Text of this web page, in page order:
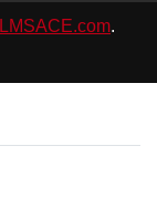
LMSACE.com.